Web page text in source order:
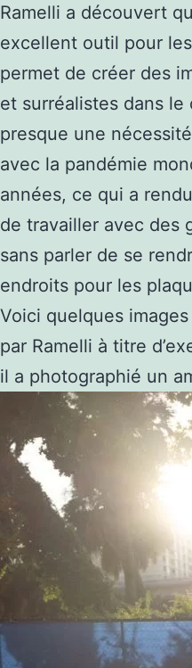
Ramelli a découvert
excellent outil pour
permet de créer des
et surréalistes dans
presque une
avec la pandémie
années, ce qui a
de travailler avec des
sans parler de se
endroits pour les
Voici quelques
par Ramelli à titre
il a photographié un